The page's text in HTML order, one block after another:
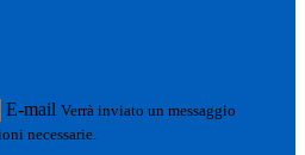
E-mail Verrà inviato un messaggio
necessarie.